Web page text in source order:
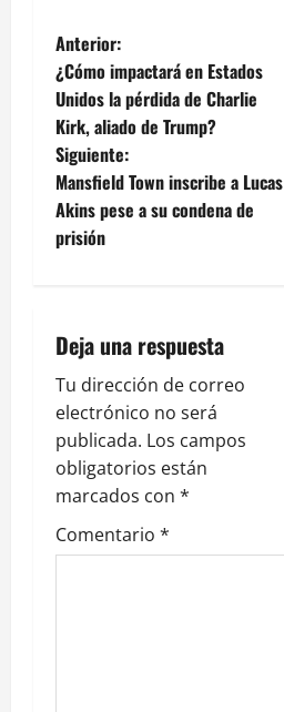
N
a
v
e
g
c
i
ó
n
d
e
Anterior:
¿Cómo impactará en Estados
Unidos la pérdida de Charlie
Kirk, aliado de Trump?
Siguiente:
Mansfield Town inscribe a Lucas
Akins pese a su condena de
prisión
Deja una respuesta
Tu dirección de correo
electrónico no será
publicada. Los campos
obligatorios están
marcados con *
Comentario *